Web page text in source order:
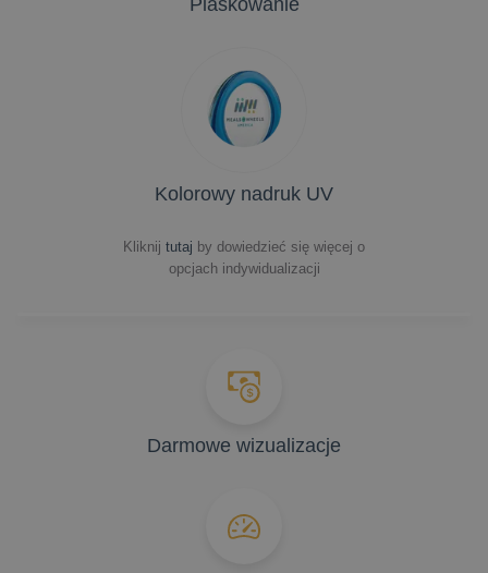
Kolorowy nadruk UV
Kliknij tutaj by dowiedzieć się więcej o
opcjach indywidualizacji
Darmowe wizualizacje